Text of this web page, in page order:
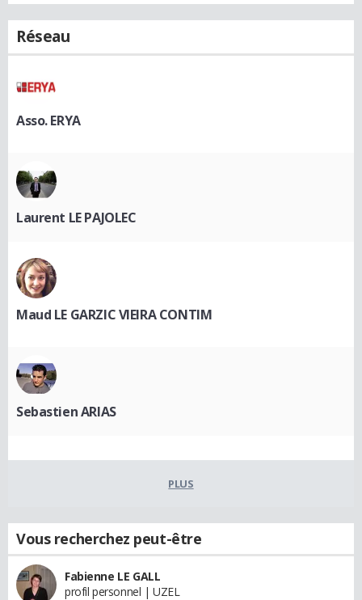
Réseau
Asso. ERYA
Laurent LE PAJOLEC
Maud LE GARZIC VIEIRA CONTIM
Sebastien ARIAS
PLUS
Vous recherchez peut-être
Fabienne LE GALL
profil personnel | UZEL